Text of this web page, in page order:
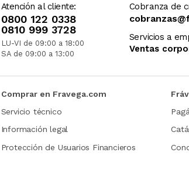
Atención al cliente:
0800 122 0338
0810 999 3728
LU-VI de 09:00 a 18:00
SA de 09:00 a 13:00
Cobranza de
Servicios a
Ventas
Comprar en Fravega.com
Servicio técnico
Información legal
Protección de Usuarios Financieros